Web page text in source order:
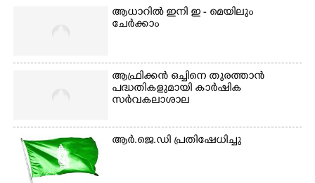
ആധാറിൽ ഇനി ഇ - മെയിലും
ചേർക്കാം
ആഫ്രിക്കൻ ഒച്ചിനെ തുരത്താൻ
പദ്ധതികളുമായി കാർഷിക
സർവകലാശാല
ആർ.ജെ.ഡി പ്രതിഷേധിച്ചു